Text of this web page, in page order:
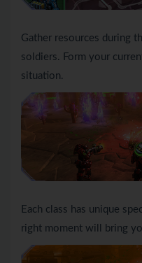
Gather resources during
soldiers. Form your
situation.
Each class has unique
right moment will bring